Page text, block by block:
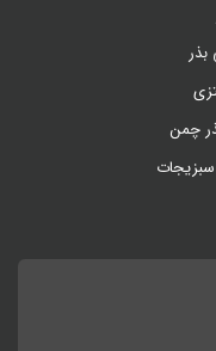
بذر
چمن
سبزیجات